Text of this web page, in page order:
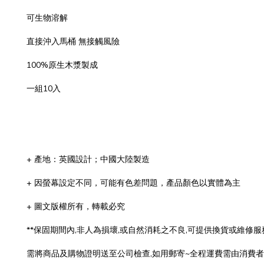
可生物溶解
直接沖入馬桶 無接觸風險
100%原生木漿製成
一組10入
+ 產地：英國設計；中國大陸製造
+ 因螢幕設定不同，可能有色差問題，產品顏色以實體為主
+ 圖文版權所有，轉載必究
**保固期間內,非人為損壞,或自然消耗之不良,可提供換貨或維修服
需將商品及購物證明送至公司檢查,如用郵寄~全程運費需由消費者